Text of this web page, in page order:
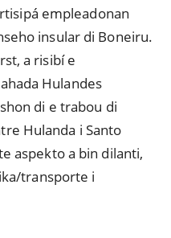
empleadonan
insular di Boneiru.
a risibí e
Hulandes
di e trabou di
Hulanda i Santo
aspekto a bin dilanti,
transporte i